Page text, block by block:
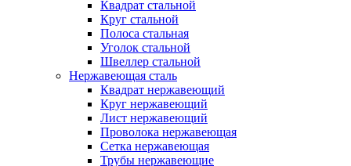
Квадрат стальной
Круг стальной
Полоса стальная
Уголок стальной
Швеллер стальной
Нержавеющая сталь
Квадрат нержавеющий
Круг нержавеющий
Лист нержавеющий
Проволока нержавеющая
Сетка нержавеющая
Трубы нержавеющие